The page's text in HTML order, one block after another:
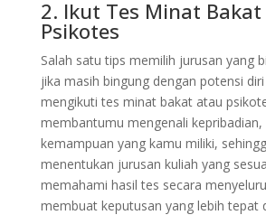
2. Ikut Tes Minat
Psikotes
Salah satu tips memilih jurusan yang
jika masih bingung dengan potensi
mengikuti tes minat bakat atau
membantumu mengenali
kemampuan yang kamu miliki,
menentukan jurusan kuliah yang
memahami hasil tes secara
membuat keputusan yang lebih tepat